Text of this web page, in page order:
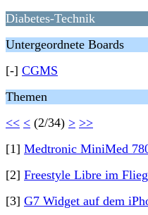
Diabetes-Technik
Untergeordnete Boards
[-] CGMS
Themen
<< < (2/34) > >>
[1] Medtronic MiniMed
[2] Freestyle Libre im
[3] G7 Widget auf dem